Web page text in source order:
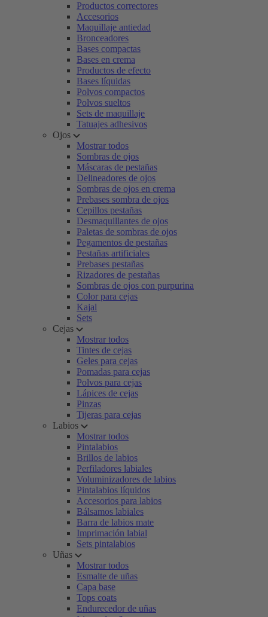
Productos correctores
Accesorios
Maquillaje antiedad
Bronceadores
Bases compactas
Bases en crema
Productos de efecto
Bases líquidas
Polvos compactos
Polvos sueltos
Sets de maquillaje
Tatuajes adhesivos
Ojos
Mostrar todos
Sombras de ojos
Máscaras de pestañas
Delineadores de ojos
Sombras de ojos en crema
Prebases sombra de ojos
Cepillos pestañas
Desmaquillantes de ojos
Paletas de sombras de ojos
Pegamentos de pestañas
Pestañas artificiales
Prebases pestañas
Rizadores de pestañas
Sombras de ojos con purpurina
Color para cejas
Kajal
Sets
Cejas
Mostrar todos
Tintes de cejas
Geles para cejas
Pomadas para cejas
Polvos para cejas
Lápices de cejas
Pinzas
Tijeras para cejas
Labios
Mostrar todos
Pintalabios
Brillos de labios
Perfiladores labiales
Voluminizadores de labios
Pintalabios líquidos
Accesorios para labios
Bálsamos labiales
Barra de labios mate
Imprimación labial
Sets pintalabios
Uñas
Mostrar todos
Esmalte de uñas
Capa base
Tops coats
Endurecedor de uñas